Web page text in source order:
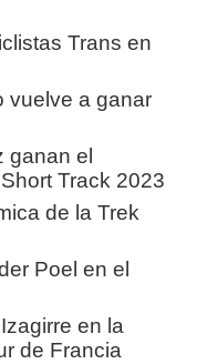
Trans en
vuelve a ganar
ganan el
Track 2023
de la Trek
Poel en el
en la
de Francia